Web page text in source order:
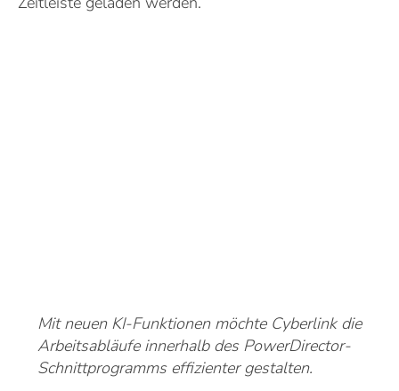
Mit neuen KI-Funktionen möchte Cyberlink die
Arbeitsabläufe innerhalb des PowerDirector-
Schnittprogramms effizienter gestalten.